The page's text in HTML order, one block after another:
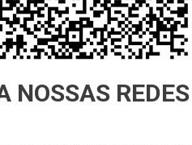
NOSSAS